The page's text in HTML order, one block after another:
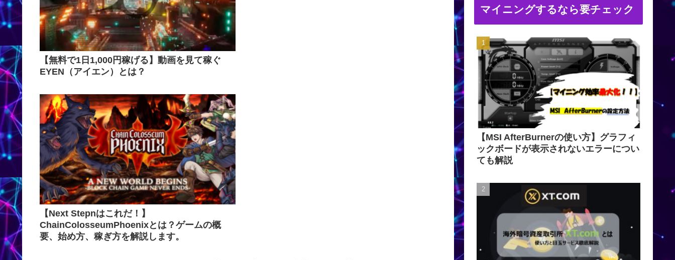
【無料で1日1,000円稼げる】動画を見て稼ぐ
EYEN（アイエン）とは？
【Next Stepnはこれだ！】
ChainColosseumPhoenixとは？ゲームの概
要、始め方、稼ぎ方を解説します。
マイニングするなら要チェック
【MSI AfterBurnerの使い方】グラフィ
ックボードが表示されないエラーについ
ても解説